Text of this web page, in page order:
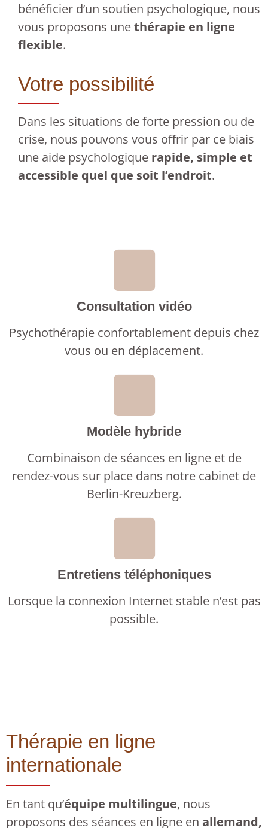
bénéficier d’un soutien psychologique, nous
vous proposons unethérapie en ligne
flexible.
Votre possibilité
Dans les situations de forte pression ou de
crise, nous pouvons vous offrir par ce biais
une aide psychologique rapide, simple et
accessible quel que soit l’endroit.
Consultation vidéo
Psychothérapie confortablement depuis chez
vous ou en déplacement.
Modèle hybride
Combinaison de séances en ligne et de
rendez-vous sur place dans notre cabinet de
Berlin-Kreuzberg.
Entretiens téléphoniques
Lorsque la connexion Internet stable n’est pas
possible.
Thérapie en ligne
internationale
En tant qu’équipe multilingue, nous
proposons des séances en ligne en allemand,